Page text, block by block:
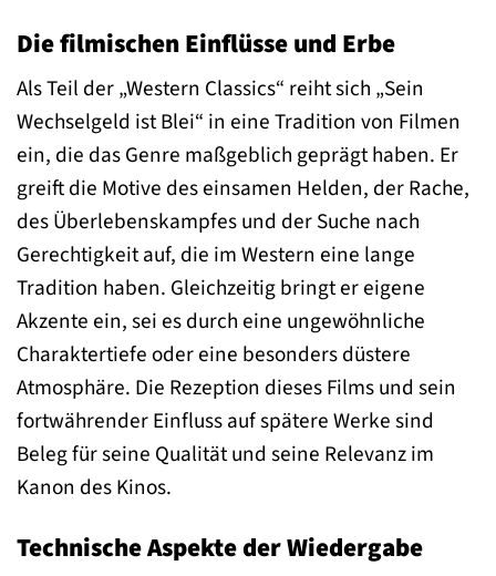
Die filmischen Einflüsse und Erbe
Als Teil der „Western Classics“ reiht sich „Sein
Wechselgeld ist Blei“ in eine Tradition von Filmen
ein, die das Genre maßgeblich geprägt haben. Er
greift die Motive des einsamen Helden, der Rache,
des Überlebenskampfes und der Suche nach
Gerechtigkeit auf, die im Western eine lange
Tradition haben. Gleichzeitig bringt er eigene
Akzente ein, sei es durch eine ungewöhnliche
Charaktertiefe oder eine besonders düstere
Atmosphäre. Die Rezeption dieses Films und sein
fortwährender Einfluss auf spätere Werke sind
Beleg für seine Qualität und seine Relevanz im
Kanon des Kinos.
Technische Aspekte der Wiedergabe